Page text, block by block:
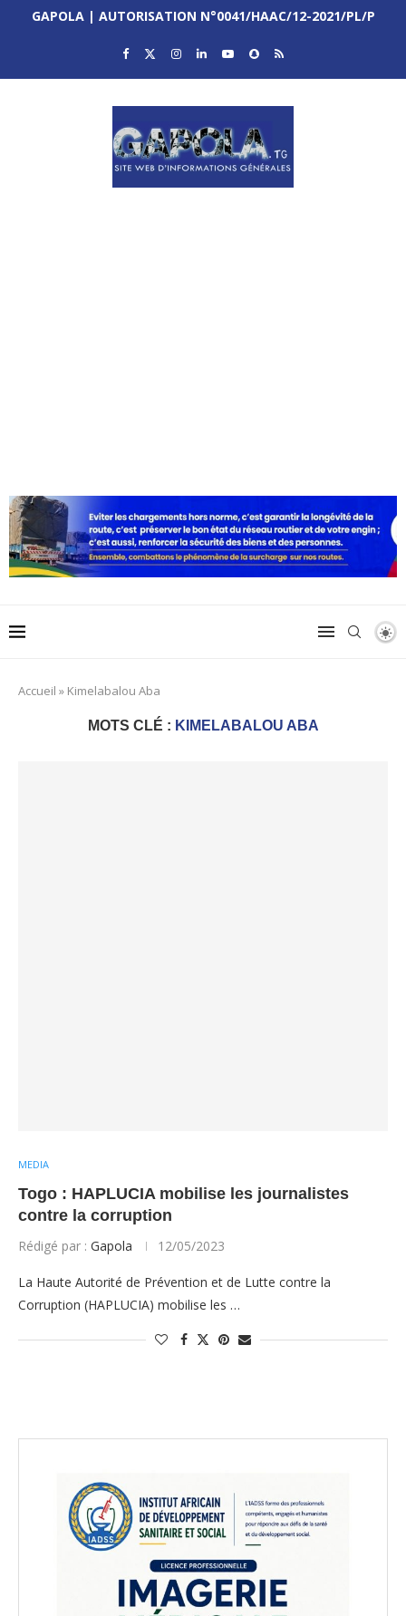
GAPOLA | AUTORISATION N°0041/HAAC/12-2021/PL/P
Accueil » Kimelabalou Aba
MOTS CLÉ : KIMELABALOU ABA
MEDIA
Togo : HAPLUCIA mobilise les journalistes
contre la corruption
Rédigé par : Gapola 12/05/2023
La Haute Autorité de Prévention et de Lutte contre la
Corruption (HAPLUCIA) mobilise les …